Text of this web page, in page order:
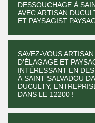
DESSOUCHAGE À
AVEC ARTISAN
ET PAYSAGIST
SAVEZ-VOUS
D'ÉLAGAGE ET
INTÉRESSANT EN
À SAINT SALVADOU
DUCULTY,
DANS LE 12200 !